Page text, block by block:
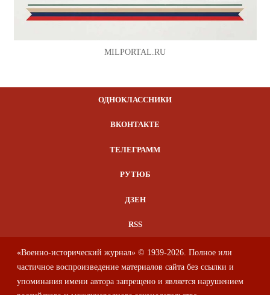
MILPORTAL.RU
ОДНОКЛАССНИКИ
ВКОНТАКТЕ
ТЕЛЕГРАММ
РУТЮБ
ДЗЕН
RSS
«Военно-исторический журнал» © 1939-2026. Полное или
частичное воспроизведение материалов сайта без ссылки и
упоминания имени автора запрещено и является нарушением